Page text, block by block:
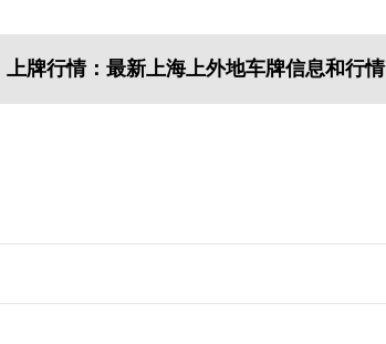
上牌行情：最新上海上外地车牌信息和行情